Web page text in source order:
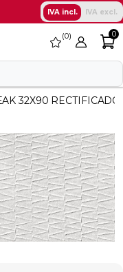
IVA incl. IVA excl.
favorite
0 0
32X90 RECTIFICADO